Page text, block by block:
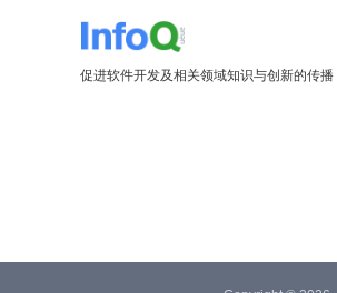
促进软件开发及相关领域知识与创新的传播